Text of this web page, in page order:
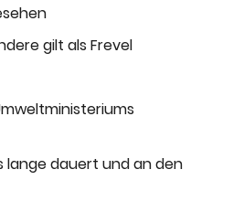
gilt als Frevel
lange dauert und an den